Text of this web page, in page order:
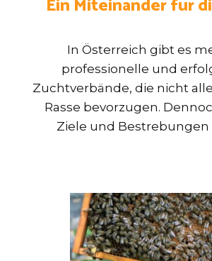
Ein Miteinander für
In Österreich gibt es
professionelle und
Zuchtverbände, die nicht
Rasse bevorzugen.
Ziele und Bestrebungen